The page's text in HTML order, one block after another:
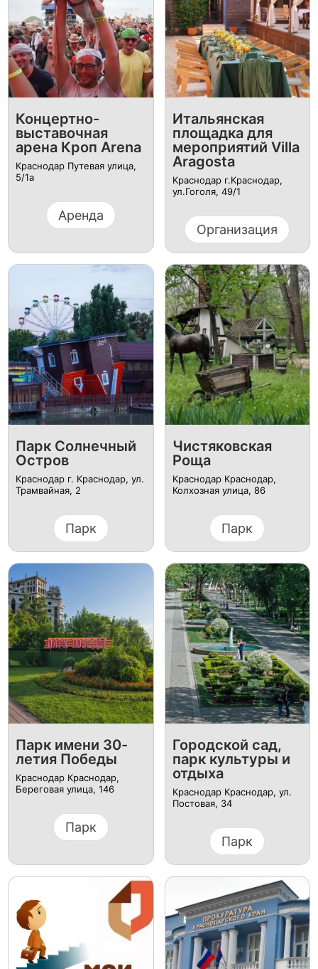
Концертно-
выставочная
арена Кроп Arena
Краснодар Путевая улица,
5/1а
Аренда
Итальянская
площадка для
мероприятий Villa
Aragosta
Краснодар г.Краснодар,
ул.Гоголя, 49/1
Организация
Парк Солнечный
Остров
Краснодар г. Краснодар, ул.
Трамвайная, 2
Парк
Чистяковская
Роща
Краснодар Краснодар,
Колхозная улица, 86
Парк
Парк имени 30-
летия Победы
Краснодар Краснодар,
Береговая улица, 146
Парк
Городской сад,
парк культуры и
отдыха
Краснодар Краснодар, ул.
Постовая, 34
Парк